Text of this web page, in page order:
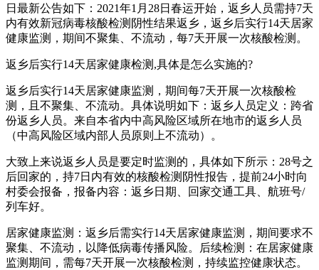
日最新公告如下：2021年1月28日春运开始，返乡人员需持7天
内有效新冠病毒核酸检测阴性结果返乡，返乡后实行14天居家
健康监测，期间不聚集、不流动，每7天开展一次核酸检测。
返乡后实行14天居家健康检测,具体是怎么实施的?
返乡后实行14天居家健康监测，期间每7天开展一次核酸检
测，且不聚集、不流动。具体说明如下：返乡人员定义：跨省
份返乡人员。来自本省内中高风险区域所在地市的返乡人员
（中高风险区域内部人员原则上不流动）。
大致上来说返乡人员是要定时监测的，具体如下所示：28号之
后回家的，持7日内有效的核酸检测阴性报告，提前24小时向
村委会报备，报备内容：返乡日期、回家交通工具、航班号/
列车好。
居家健康监测：返乡后需实行14天居家健康监测，期间要求不
聚集、不流动，以降低病毒传播风险。后续检测：在居家健康
监测期间，需每7天开展一次核酸检测，持续监控健康状态。